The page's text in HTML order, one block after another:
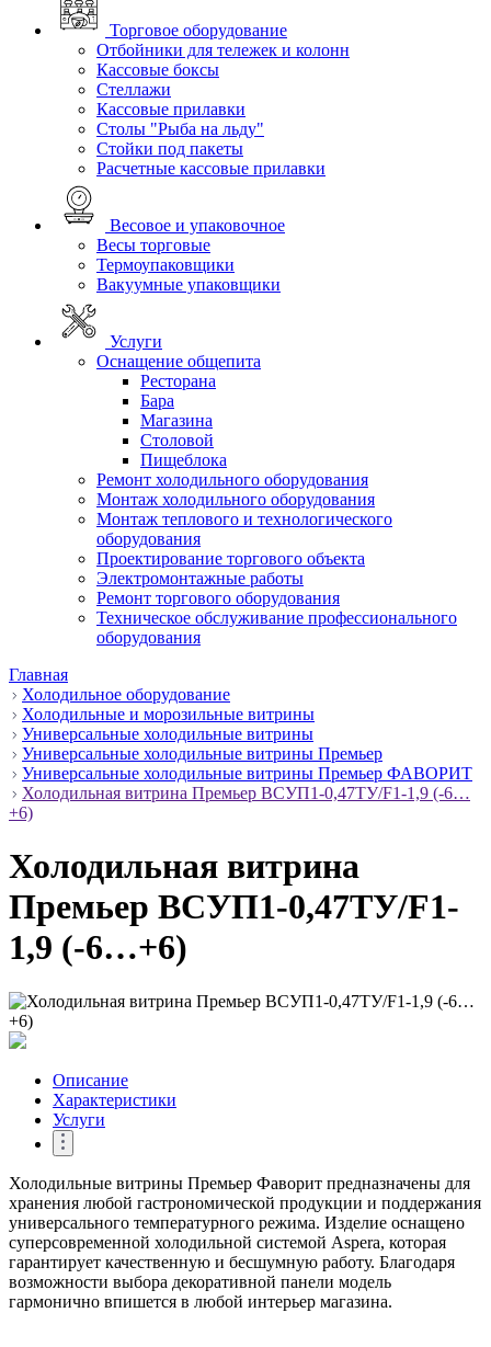
Торговое оборудование
Отбойники для тележек и колонн
Кассовые боксы
Стеллажи
Кассовые прилавки
Столы "Рыба на льду"
Стойки под пакеты
Расчетные кассовые прилавки
Весовое и упаковочное
Весы торговые
Термоупаковщики
Вакуумные упаковщики
Услуги
Оснащение общепита
Ресторана
Бара
Магазина
Столовой
Пищеблока
Ремонт холодильного оборудования
Монтаж холодильного оборудования
Монтаж теплового и технологического
оборудования
Проектирование торгового объекта
Электромонтажные работы
Ремонт торгового оборудования
Техническое обслуживание профессионального
оборудования
Главная
Холодильное оборудование
Холодильные и морозильные витрины
Универсальные холодильные витрины
Универсальные холодильные витрины Премьер
Универсальные холодильные витрины Премьер ФАВОРИТ
Холодильная витрина Премьер ВСУП1-0,47ТУ/F1-1,9 (-6…
+6)
Холодильная витрина
Премьер ВСУП1-0,47ТУ/F1-
1,9 (-6…+6)
Описание
Характеристики
Услуги
Холодильные витрины Премьер Фаворит предназначены для
хранения любой гастрономической продукции и поддержания
универсального температурного режима. Изделие оснащено
суперсовременной холодильной системой Aspera, которая
гарантирует качественную и бесшумную работу. Благодаря
возможности выбора декоративной панели модель
гармонично впишется в любой интерьер магазина.